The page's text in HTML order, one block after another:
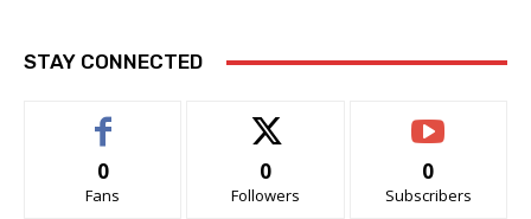
STAY CONNECTED
0
Fans
0
Followers
0
Subscribers